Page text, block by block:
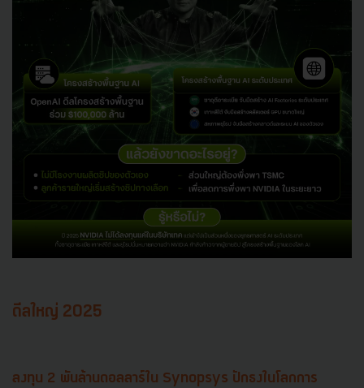
ดีลใหญ่ 2025
ลงทุน 2 พันล้านดอลลาร์ใน Synopsys ปักธงในโลกการ